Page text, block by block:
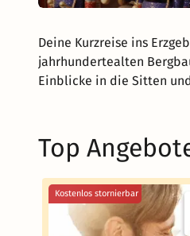
Deine Kurzreise ins
jahrhundertealten
Einblicke in die Sitten
Top
Kostenlos stornierbar